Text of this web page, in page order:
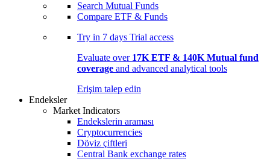
Search Mutual Funds
Compare ETF & Funds
Try in 7 days Trial access
Evaluate over 17K ETF & 140K Mutual fund
coverage and advanced analytical tools
Erişim talep edin
Endeksler
Market Indicators
Endekslerin araması
Cryptocurrencies
Döviz çiftleri
Central Bank exchange rates